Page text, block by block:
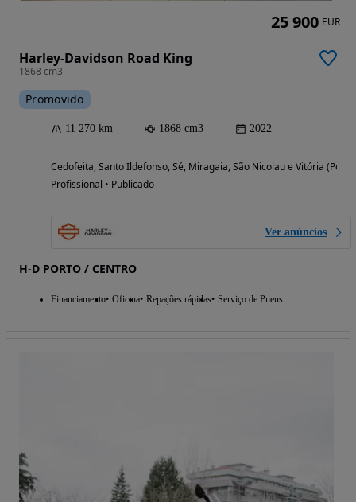
Harley-Davidson Road King
1868 cm3
Promovido
11 270 km 1868 cm3 2022
Cedofeita, Santo Ildefonso, Sé, Miragaia, São Nicolau e Vitória (Porto)
Profissional • Publicado
Ver anúncios
H-D PORTO / CENTRO
Financiamento Oficina Repações rápidas Serviço de Pneus
25 900 EUR